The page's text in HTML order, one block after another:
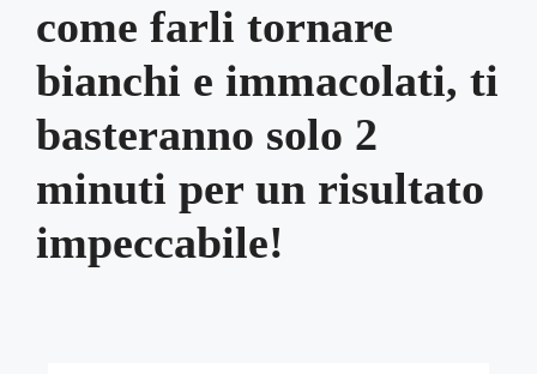
come farli tornare
bianchi e immacolati, ti
basteranno solo 2
minuti per un risultato
impeccabile!